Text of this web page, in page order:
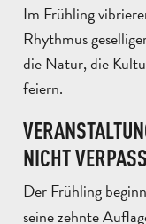
Im Frühling
Rhythmus
die Natur, die
feiern.
NICHT
Der Frühling
seine zehnte